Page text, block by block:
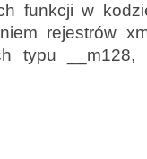
funkcji w
rejestrów
typu __m128,